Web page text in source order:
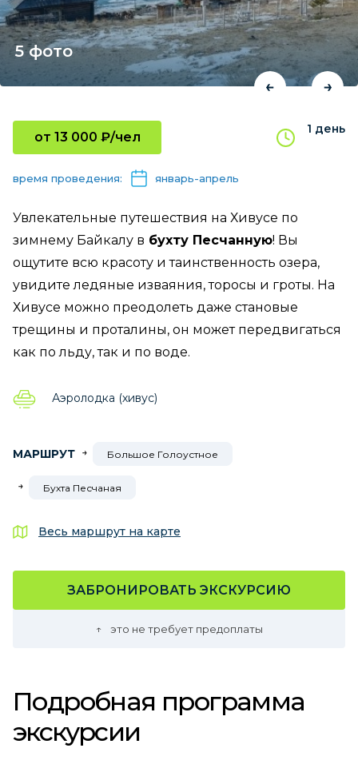
5 фото
от 13 000 ₽/чел
1 день
время проведения: январь-апрель
Увлекательные путешествия на Хивусе по
зимнему Байкалу в бухту Песчанную! Вы
ощутите всю красоту и таинственность озера,
увидите ледяные изваяния, торосы и гроты. На
Хивусе можно преодолеть даже становые
трещины и проталины, он может передвигаться
как по льду, так и по воде.
Аэролодка (хивус)
МАРШРУТ Большое Голоустное
Бухта Песчаная
Весь маршрут на карте
ЗАБРОНИРОВАТЬ ЭКСКУРСИЮ
это не требует предоплаты
Подробная программа
экскурсии